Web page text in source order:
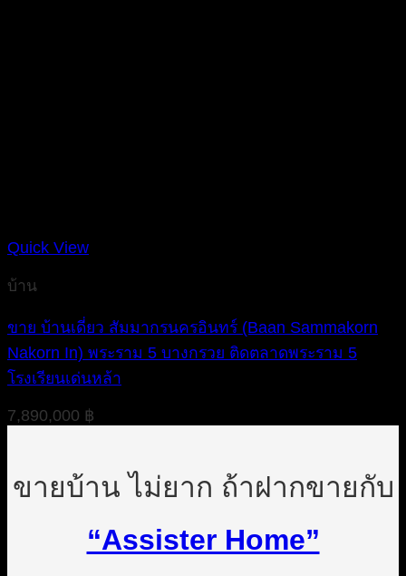
Quick View
บ้าน
ขาย บ้านเดี่ยว สัมมากรนครอินทร์ (Baan Sammakorn
Nakorn In) พระราม 5 บางกรวย ติดตลาดพระราม 5
โรงเรียนเด่นหล้า
7,890,000 ฿
ขายบ้าน ไม่ยาก ถ้าฝากขายกับ
“Assister Home”